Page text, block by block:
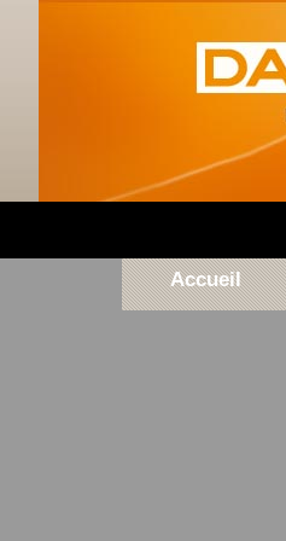
Accueil